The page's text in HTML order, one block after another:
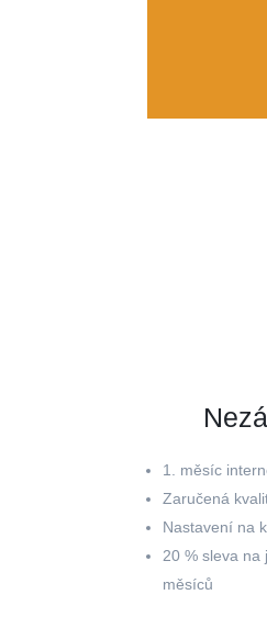
1. měsíc
Zaručená
Nastavení na
20 % sleva na
měsíců